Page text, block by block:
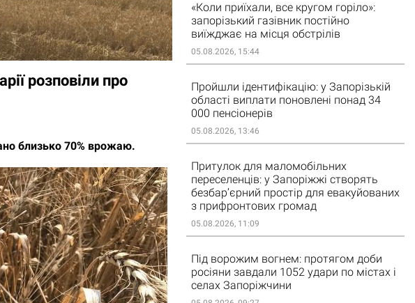
розповіли про
близько 70% врожаю.
«Коли приїхали, все кругом горіло»:
запорізький газівник постійно
виїжджає на місця обстрілів
05.08.2026, 15:44
Пройшли ідентифікацію: у Запорізькій
області виплати поновлені понад 34
000 пенсіонерів
05.08.2026, 13:46
Притулок для маломобільних
переселенців: у Запоріжжі створять
безбар’єрний простір для евакуйованих
з прифронтових громад
05.08.2026, 11:09
Під ворожим вогнем: протягом доби
росіяни завдали 1052 удари по містах і
селах Запоріжчини